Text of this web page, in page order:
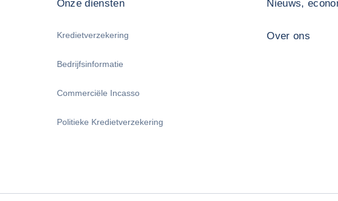
Onze diensten
Kredietverzekering
Bedrijfsinformatie
Commerciële Incasso
Politieke Kredietverzekering
Nieuws,
Over ons